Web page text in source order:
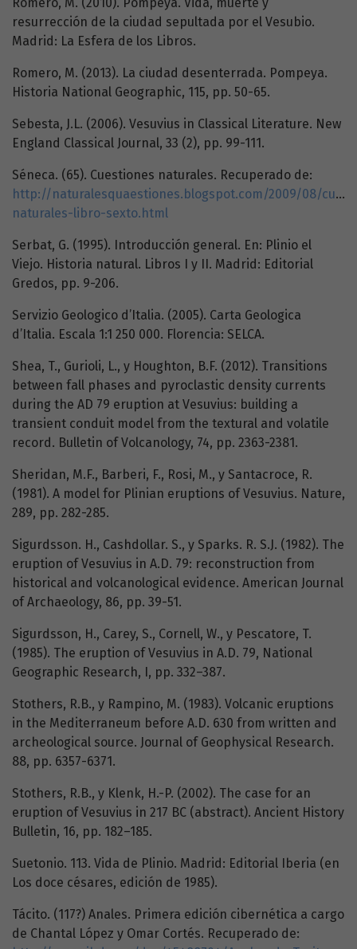
Romero, M. (2010). Pompeya. Vida, muerte y
resurrección de la ciudad sepultada por el Vesubio.
Madrid: La Esfera de los Libros.
Romero, M. (2013). La ciudad desenterrada. Pompeya.
Historia National Geographic, 115, pp. 50-65.
Sebesta, J.L. (2006). Vesuvius in Classical Literature. New
England Classical Journal, 33 (2), pp. 99-111.
Séneca. (65). Cuestiones naturales. Recuperado de:
http://naturalesquaestiones.blogspot.com/2009/08/
naturales-libro-sexto.html
Serbat, G. (1995). Introducción general. En: Plinio el
Viejo. Historia natural. Libros I y II. Madrid: Editorial
Gredos, pp. 9-206.
Servizio Geologico d’Italia. (2005). Carta Geologica
d’Italia. Escala 1:1 250 000. Florencia: SELCA.
Shea, T., Gurioli, L., y Houghton, B.F. (2012). Transitions
between fall phases and pyroclastic density currents
during the AD 79 eruption at Vesuvius: building a
transient conduit model from the textural and volatile
record. Bulletin of Volcanology, 74, pp. 2363-2381.
Sheridan, M.F., Barberi, F., Rosi, M., y Santacroce, R.
(1981). A model for Plinian eruptions of Vesuvius. Nature,
289, pp. 282-285.
Sigurdsson. H., Cashdollar. S., y Sparks. R. S.J. (1982). The
eruption of Vesuvius in A.D. 79: reconstruction from
historical and volcanological evidence. American Journal
of Archaeology, 86, pp. 39-51.
Sigurdsson, H., Carey, S., Cornell, W., y Pescatore, T.
(1985). The eruption of Vesuvius in A.D. 79, National
Geographic Research, I, pp. 332–387.
Stothers, R.B., y Rampino, M. (1983). Volcanic eruptions
in the Mediterraneum before A.D. 630 from written and
archeological source. Journal of Geophysical Research.
88, pp. 6357-6371.
Stothers, R.B., y Klenk, H.-P. (2002). The case for an
eruption of Vesuvius in 217 BC (abstract). Ancient History
Bulletin, 16, pp. 182–185.
Suetonio. 113. Vida de Plinio. Madrid: Editorial Iberia (en
Los doce césares, edición de 1985).
Tácito. (117?) Anales. Primera edición cibernética a cargo
de Chantal López y Omar Cortés. Recuperado de: